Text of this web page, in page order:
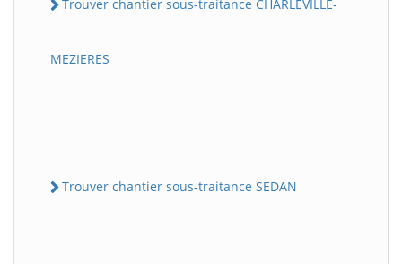
Trouver chantier sous-traitance CHARLEVILLE-
MEZIERES
Trouver chantier sous-traitance SEDAN